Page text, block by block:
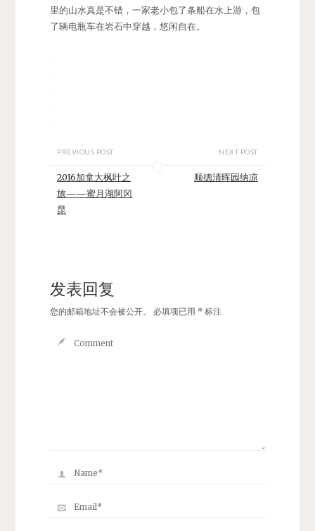
里的山水真是不错，一家老小包了条船在水上游，包
了辆电瓶车在岩石中穿越，悠闲自在。
PREVIOUS POST
2016加拿大枫叶之
旅——蜜月湖阿冈
昆
NEXT POST
顺德清晖园纳凉
发表回复
您的邮箱地址不会被公开。 必填项已用 *标注